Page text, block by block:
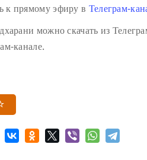
к прямому эфиру в Телеграм-
можно скачать из
канале.